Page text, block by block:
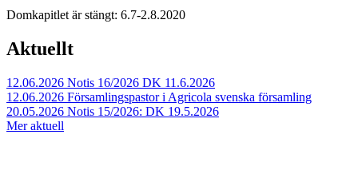
Domkapitlet är stängt: 6.7-2.8.2020
Aktuellt
12.06.2026 Notis 16/2026 DK 11.6.2026
12.06.2026 Församlingspastor i Agricola svenska församling
20.05.2026 Notis 15/2026: DK 19.5.2026
Mer aktuell